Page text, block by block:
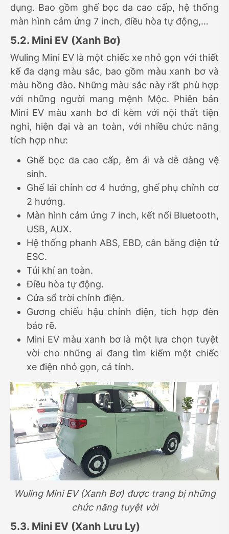
dụng. Bao gồm ghế bọc da cao cấp, hệ thống
màn hình cảm ứng 7 inch, điều hòa tự động,…
5.2. Mini EV (Xanh Bơ)
Wuling Mini EV là một chiếc xe nhỏ gọn với thiết
kế đa dạng màu sắc, bao gồm màu xanh bơ và
màu hồng đào. Những màu sắc này rất phù hợp
với những người mang mệnh Mộc. Phiên bản
Mini EV màu xanh bơ đi kèm với nội thất tiện
nghi, hiện đại và an toàn, với nhiều chức năng
tích hợp như:
Ghế bọc da cao cấp, êm ái và dễ dàng vệ
sinh.
Ghế lái chỉnh cơ 4 hướng, ghế phụ chỉnh cơ
2 hướng.
Màn hình cảm ứng 7 inch, kết nối Bluetooth,
USB, AUX.
Hệ thống phanh ABS, EBD, cân bằng điện tử
ESC.
Túi khí an toàn.
Điều hòa tự động.
Cửa sổ trời chỉnh điện.
Gương chiếu hậu chỉnh điện, tích hợp đèn
báo rẽ.
Mini EV màu xanh bơ là một lựa chọn tuyệt
vời cho những ai đang tìm kiếm một chiếc
xe điện nhỏ gọn, cá tính.
Wuling Mini EV (Xanh Bơ) được trang bị những
chức năng tuyệt vời
5.3. Mini EV (Xanh Lưu Ly)